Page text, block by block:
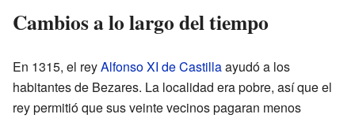
Cambios a lo largo del tiempo
En 1315, el reyAlfonso XI de Castillaayudó a los
habitantes de Bezares. La localidad era pobre, así que el
rey permitió que sus veinte vecinos pagaran menos